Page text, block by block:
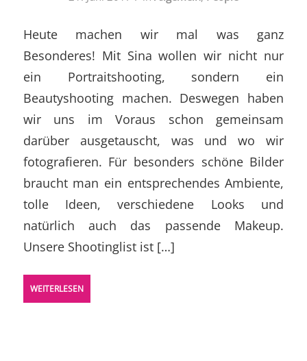
Heute machen wir mal was ganz
Besonderes! Mit Sina wollen wir nicht nur
ein Portraitshooting, sondern ein
Beautyshooting machen. Deswegen haben
wir uns im Voraus schon gemeinsam
darüber ausgetauscht, was und wo wir
fotografieren. Für besonders schöne Bilder
braucht man ein entsprechendes Ambiente,
tolle Ideen, verschiedene Looks und
natürlich auch das passende Makeup.
Unsere Shootinglist ist […]
WEITERLESEN